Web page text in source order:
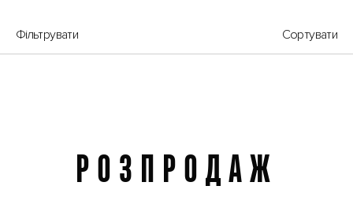
Фільтрувати Сортувати
РозпродажРОЗПРОДАЖ